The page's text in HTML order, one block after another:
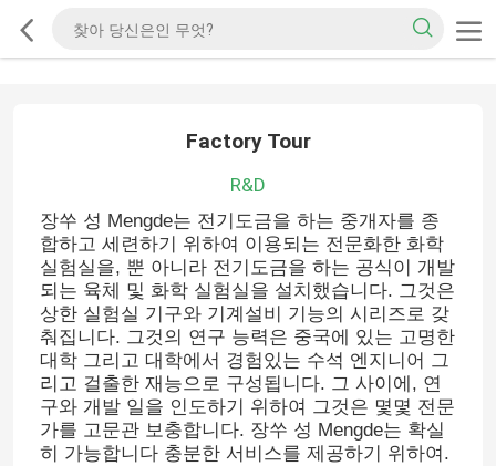
Factory Tour
R&D
장쑤 성 Mengde는 전기도금을 하는 중개자를 종
합하고 세련하기 위하여 이용되는 전문화한 화학
실험실을, 뿐 아니라 전기도금을 하는 공식이 개발
되는 육체 및 화학 실험실을 설치했습니다. 그것은
상한 실험실 기구와 기계설비 기능의 시리즈로 갖
춰집니다. 그것의 연구 능력은 중국에 있는 고명한
대학 그리고 대학에서 경험있는 수석 엔지니어 그
리고 걸출한 재능으로 구성됩니다. 그 사이에, 연
구와 개발 일을 인도하기 위하여 그것은 몇몇 전문
가를 고문관 보충합니다. 장쑤 성 Mengde는 확실
히 가능합니다 충분한 서비스를 제공하기 위하여.